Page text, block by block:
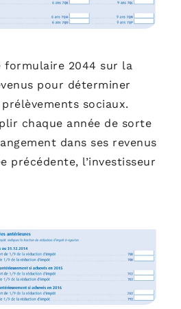
formulaire 2044 sur la
pour déterminer
sociaux.
chaque année de sorte
dans ses revenus
précédente, l’investisseur